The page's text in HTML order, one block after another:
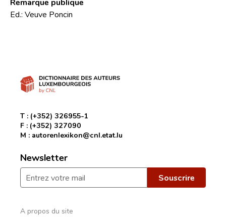
Ed.: Veuve Poncin
T : (+352) 326955-1
F : (+352) 327090
M : autorenlexikon@cnl.etat.lu
Newsletter
A propos du site